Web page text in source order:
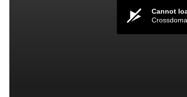
Cannot